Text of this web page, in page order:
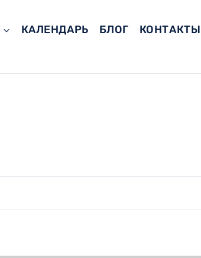
КАЛЕНДАРЬ БЛОГ КОНТАКТЫ